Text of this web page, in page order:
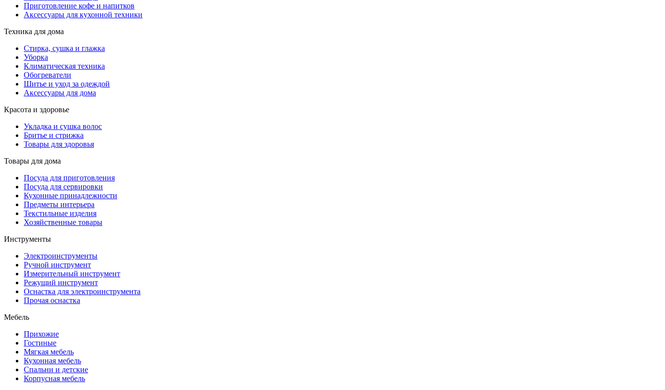
Приготовление кофе и напитков
Аксессуары для кухонной техники
Техника для дома
Стирка, сушка и глажка
Уборка
Климатическая техника
Обогреватели
Шитье и уход за одеждой
Аксессуары для дома
Красота и здоровье
Укладка и сушка волос
Бритье и стрижка
Товары для здоровья
Товары для дома
Посуда для приготовления
Посуда для сервировки
Кухонные принадлежности
Предметы интерьера
Текстильные изделия
Хозяйственные товары
Инструменты
Электроинструменты
Ручной инструмент
Измерительный инструмент
Режущий инструмент
Оснастка для электроинструмента
Прочая оснастка
Мебель
Прихожие
Гостиные
Мягкая мебель
Кухонная мебель
Спальни и детские
Корпусная мебель